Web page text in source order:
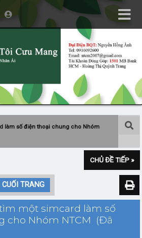
làm số điện thoại chung cho Nhóm
CHỦ ĐỀ TIẾP »
CUỐI TRANG
một simcard làm số
cho Nhóm NTCM (Đã